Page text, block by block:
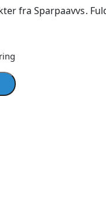
fra Sparpaavvs.